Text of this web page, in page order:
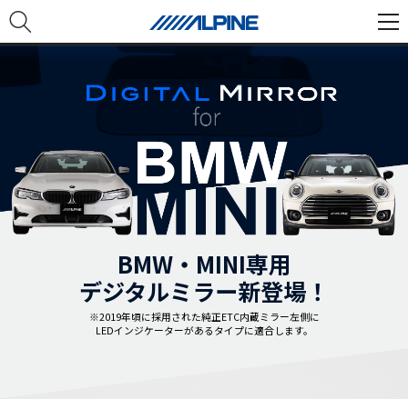
BMW・MINI専用
デジタルミラー新登場！
※2019年頃に採用された純正ETC内蔵ミラー左側に
LEDインジケーターがあるタイプに適合します。